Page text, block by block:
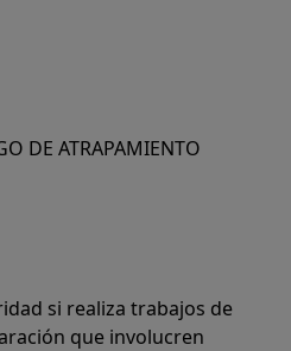
DE ATRAPAMIENTO
si realiza trabajos de
que involucren